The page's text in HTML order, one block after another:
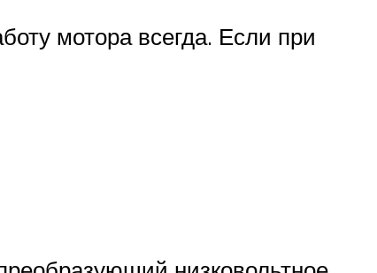
мотора всегда. Если при